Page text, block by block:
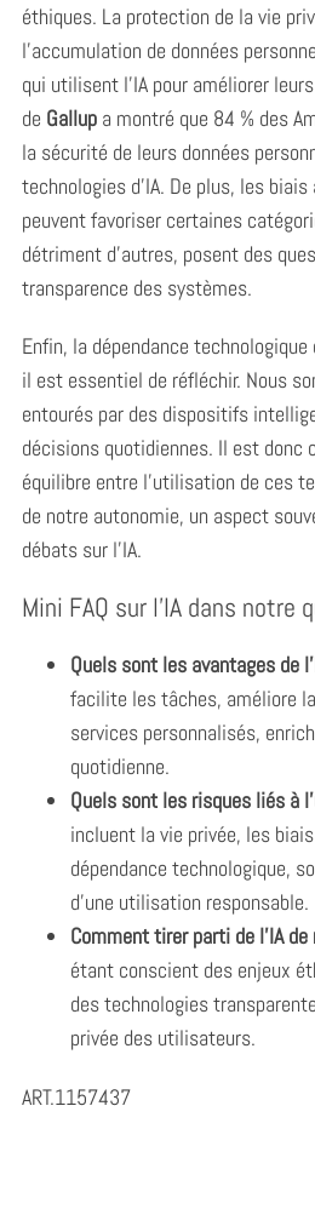
éthiques. La protection de la vie
l’accumulation de données
qui utilisent l’IA pour améliorer
de Gallupa montré que 84 % des
la sécurité de leurs données
technologies d’IA. De plus, les
peuvent favoriser certaines
détriment d’autres, posent des
transparence des systèmes.
Enfin, la dépendance
il est essentiel de réfléchir. Nous
entourés par des dispositifs
décisions quotidiennes. Il est donc
équilibre entre l’utilisation de ces
de notre autonomie, un aspect
débats sur l’IA.
Mini FAQ sur l’IA dans notre
Quels sont les avantages de
facilite les tâches, améliore
services personnalisés,
quotidienne.
Quels sont les risques liés à
incluent la vie privée, les
dépendance technologique,
d’une utilisation responsable.
Comment tirer parti de l’IA
étant conscient des enjeux
des technologies
privée des utilisateurs.
ART.1157437